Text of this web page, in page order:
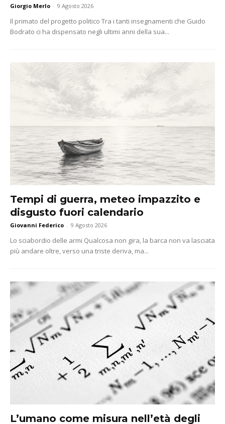
Giorgio Merlo - 9 Agosto 2026
Il primato del progetto politico Tra i tanti insegnamenti che Guido
Bodrato ci ha dispensato negli ultimi anni della sua...
Tempi di guerra, meteo impazzito e
disgusto fuori calendario
Giovanni Federico - 9 Agosto 2026
Lo sciabordio delle armi Qualcosa non gira, la barca non va lasciata
più andare oltre, verso una triste deriva, ma...
L’umano come misura nell’età degli